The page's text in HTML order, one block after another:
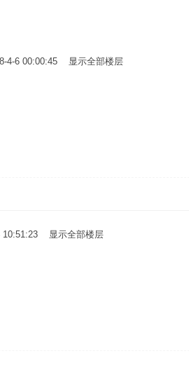
4-6 00:00:45 显示全部楼层
10:51:23 显示全部楼层